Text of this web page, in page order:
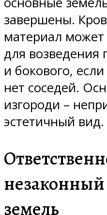
завершены.
материал может
для возведения
и бокового,
нет соседей.
изгороди –
эстетичный вид.
незаконный
земель